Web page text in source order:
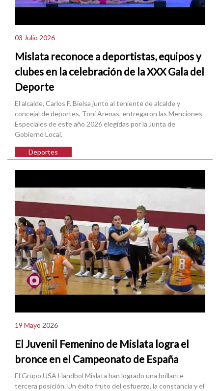
03 Julio 2026
Mislata reconoce a deportistas, equipos y
clubes en la celebración de la XXX Gala del
Deporte
El alcalde, Carlos F. Bielsa junto al teniente de alcalde y
concejal de deportes, Toni Arenas, entregaron las Menciones
Especiales de este año 2026 elegidas por la Junta de
Gobierno Local.
Deportes
19 Mayo 2026
El Juvenil Femenino de Mislata logra el
bronce en el Campeonato de España
El Grupo USA Handbol Mislata han logrado una brillante
tercera posición. Un éxito fruto del esfuerzo, la constancia y el